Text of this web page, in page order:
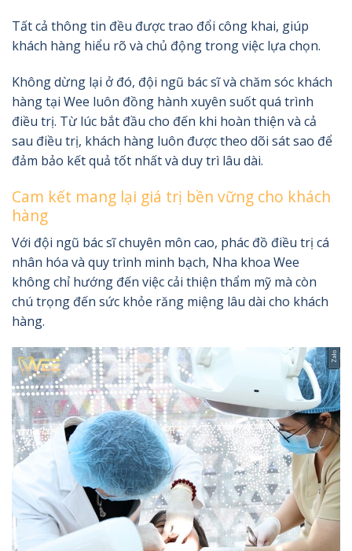
Tất cả thông tin đều được trao đổi công khai, giúp
khách hàng hiểu rõ và chủ động trong việc lựa chọn.
Không dừng lại ở đó, đội ngũ bác sĩ và chăm sóc khách
hàng tại Wee luôn đồng hành xuyên suốt quá trình
điều trị. Từ lúc bắt đầu cho đến khi hoàn thiện và cả
sau điều trị, khách hàng luôn được theo dõi sát sao để
đảm bảo kết quả tốt nhất và duy trì lâu dài.
Cam kết mang lại giá trị bền vững cho khách
hàng
Với đội ngũ bác sĩ chuyên môn cao, phác đồ điều trị cá
nhân hóa và quy trình minh bạch, Nha khoa Wee
không chỉ hướng đến việc cải thiện thẩm mỹ mà còn
chú trọng đến sức khỏe răng miệng lâu dài cho khách
hàng.